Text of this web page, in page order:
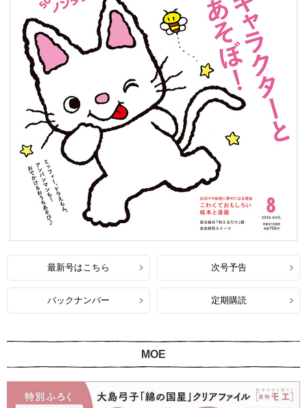
最新号はこちら 次号予告
バックナンバー 定期購読
MOE